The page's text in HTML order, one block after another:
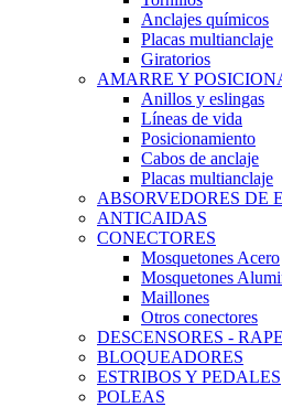
Anclajes químicos
Placas multianclaje
Giratorios
AMARRE Y
Anillos y eslingas
Líneas de vida
Posicionamiento
Cabos de anclaje
Placas multianclaje
ABSORVEDORES DE
ANTICAIDAS
CONECTORES
Mosquetones Acero
Mosquetones
Maillones
Otros conectores
DESCENSORES -
BLOQUEADORES
ESTRIBOS Y PEDALES
POLEAS